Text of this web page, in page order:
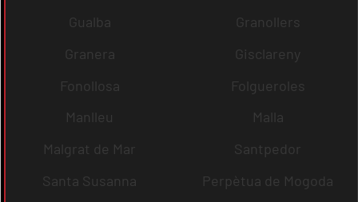
Gualba
Granollers
Granera
Gisclareny
Fonollosa
Folgueroles
Manlleu
Malla
Malgrat de Mar
Santpedor
Santa Susanna
Perpètua de Mogoda